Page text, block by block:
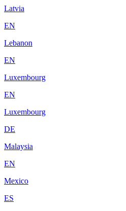
Latvia
EN
Lebanon
EN
Luxembourg
EN
Luxembourg
DE
Malaysia
EN
Mexico
ES